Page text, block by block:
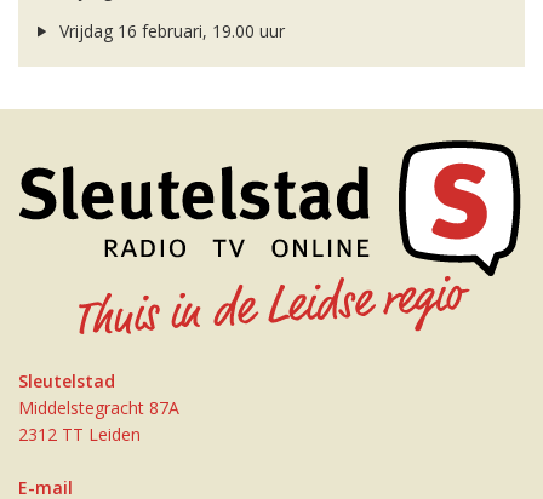
Vrijdag 16 februari, 19.00 uur
Sleutelstad
Middelstegracht 87A
2312 TT Leiden
E-mail